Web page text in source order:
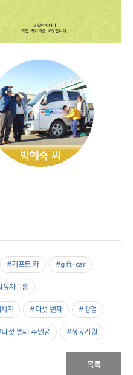
#기프트 카 #gift-car
동차그룹
지 #다섯 번째 #창업
섯 번째 주인공 #성공기원
목록